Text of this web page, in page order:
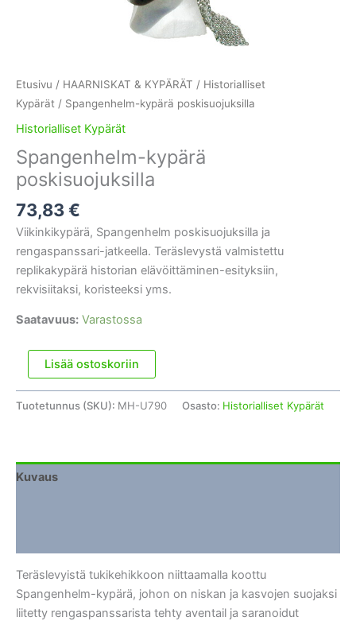
Etusivu / HAARNISKAT & KYPÄRÄT / Historialliset
Kypärät / Spangenhelm-kypärä poskisuojuksilla
Historialliset Kypärät
Spangenhelm-kypärä
poskisuojuksilla
73,83€
Viikinkikypärä, Spangenhelm poskisuojuksilla ja
rengaspanssari-jatkeella. Teräslevystä valmistettu
replikakypärä historian elävöittäminen-esityksiin,
rekvisiitaksi, koristeeksi yms.
Saatavuus: Varastossa
Spangenhelm-
kypärä
Lisää ostoskoriin
Tuotetunnus (SKU): MH-U790 Osasto: Historialliset Kypärät
Kuvaus
Teräslevyistä tukikehikkoon niittaamalla koottu
Spangenhelm-kypärä, johon on niskan ja kasvojen suojaksi
liitetty rengaspanssarista tehty aventail ja saranoidut